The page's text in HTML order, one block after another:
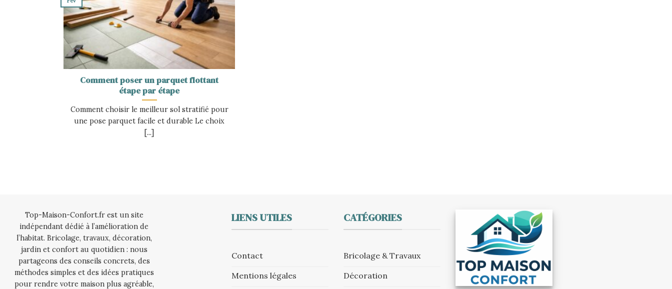
Comment poser un parquet flottant
étape par étape
Comment choisir le meilleur sol stratifié pour
une pose parquet facile et durable Le choix
[...]
Top-Maison-Confort.fr est un site
indépendant dédié à l’amélioration de
l’habitat. Bricolage, travaux, décoration,
jardin et confort au quotidien : nous
partageons des conseils concrets, des
méthodes simples et des idées pratiques
pour rendre votre maison plus agréable,
LIENS UTILES
Contact
Mentions légales
CATÉGORIES
Bricolage & Travaux
Décoration